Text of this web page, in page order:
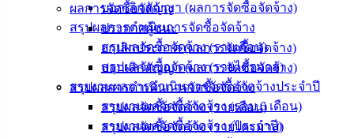
บอกเลิกสัญญา (ผลการจัดซื้อจัดจ้าง)
สรุปผลการดำเนินการจัดซื้อจัดจ้าง
สรุปผลจัดซื้อจัดจ้าง (รายเดือน)
สรุปผลจัดซื้อจัดจ้าง (รายไตรมาส)
รายงานผลการดำเนินการจัดซื้อจัดจ้างประจำปี
รายงานผลจัดซื้อจัดจ้าง (รอบ 6 เดือน)
รายงานผลจัดซื้อจัดจ้าง (ประจำปี)
ผลการจัดซื้อจัดจ้าง
ประกาศผู้ชนะ
ยกเลิกประกาศ (ผลการจัดซื้อจัดจ้าง)
บอกเลิกสัญญา (ผลการจัดซื้อจัดจ้าง)
สรุปผลการดำเนินการจัดซื้อจัดจ้าง
สรุปผลจัดซื้อจัดจ้าง (รายเดือน)
สรุปผลจัดซื้อจัดจ้าง (รายไตรมาส)
ฟอร์ม,
เอกสาร
ประชาชน/